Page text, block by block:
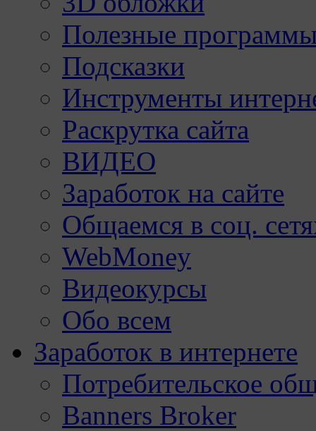
Полезные
Подсказки
Инструменты
Раскрутка сайта
ВИДЕО
Заработок на сайте
Общаемся в соц.
WebMoney
Видеокурсы
Обо всем
Заработок в интернете
Потребительское
Banners Broker